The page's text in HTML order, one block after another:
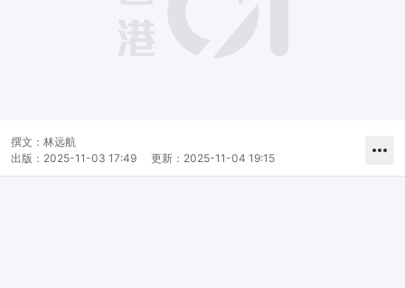
撰文： 林远航
出版： 2025-11-03 17:49 更新： 2025-11-04 19:15